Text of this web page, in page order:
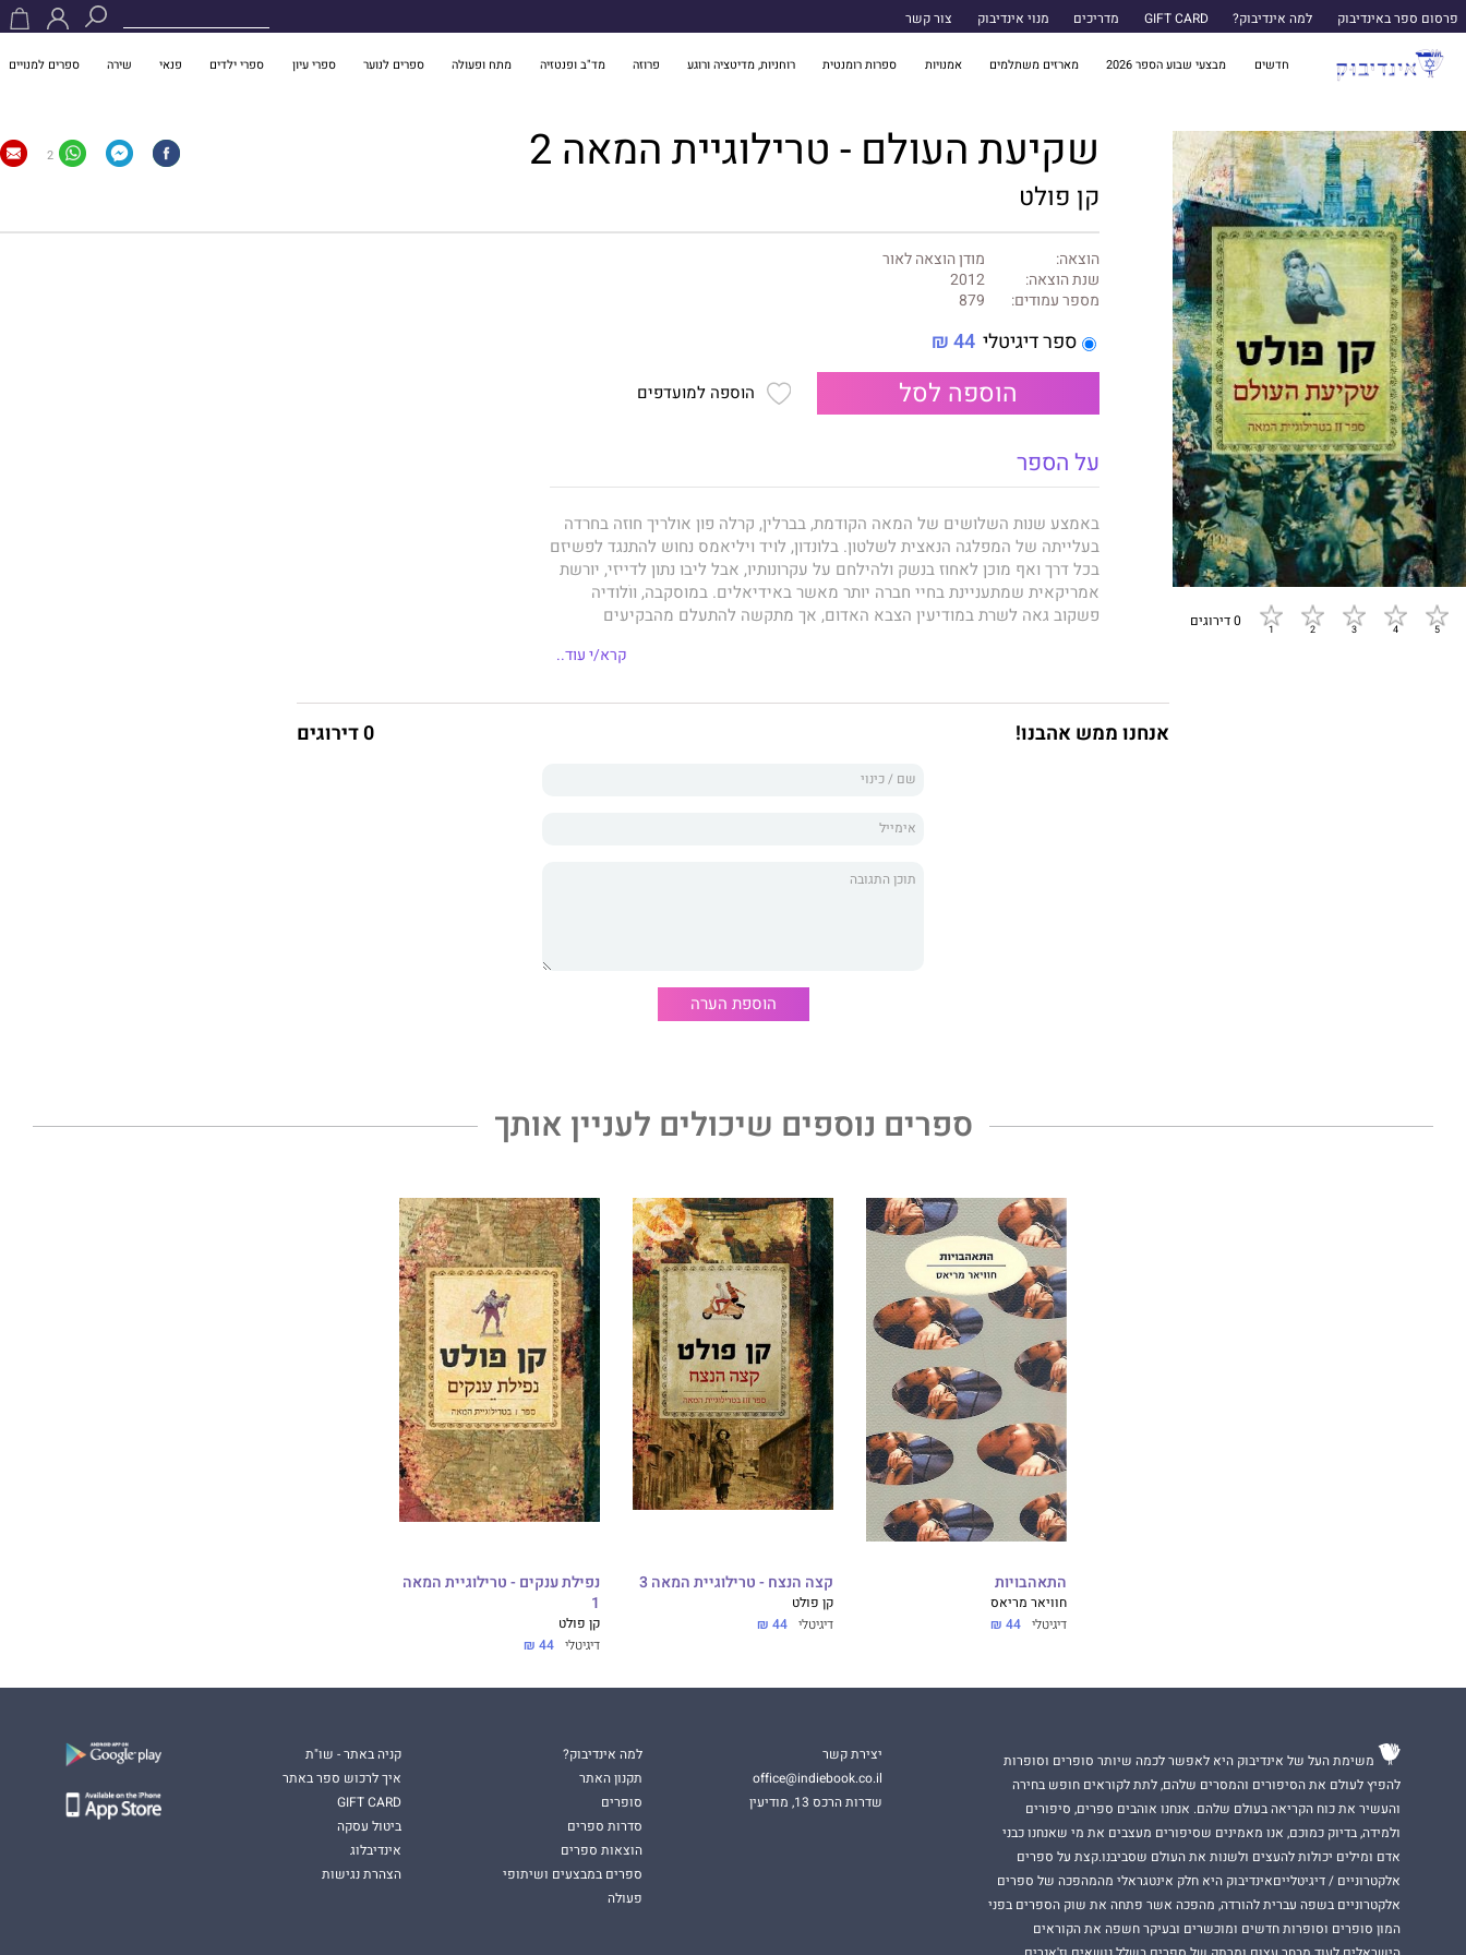
פרסום ספר באינדיבוק למה אינדיבוק? GIFT CARD מדריכים מנוי אינדיבוק צור קשר
חדשים מבצעי שבוע הספר 2026 מארזים משתלמים אמנויות ספרות רומנטית רוחניות, מדיטציה ורוגע פרוזה מד"ב ופנטזיה מתח ופעולה ספרים לנוער ספרי עיון ספרי ילדים פנאי שירה ספרים למנויים
0 דירוגים
שקיעת העולם - טרילוגיית המאה 2 2
קן פולט
הוצאה:
מודן הוצאה לאור
שנת הוצאה:
2012
מספר עמודים:
879
ספר דיגיטלי 44 ₪
הוספה לסל הוספה למועדפים
על הספר
באמצע שנות השלושים של המאה הקודמת, בברלין, קרלה פון אולריך חוזה בחרדה
בעלייתה של המפלגה הנאצית לשלטון. בלונדון, לויד ויליאמס נחוש להתנגד לפשיזם
בכל דרך ואף מוכן לאחוז בנשק ולהילחם על עקרונותיו, אבל ליבו נתון לדייזי, יורשת
אמריקאית שמתעניינת בחיי חברה יותר מאשר באידיאלים. במוסקבה, ווֹלודיה
פשקוב גאה לשרת במודיעין הצבא האדום, אך מתקשה להתעלם מהבקיעים
הסנאטור וזוכה להביט מקרוב במהלכים פוליטיים משפיעים. אחיו צ´אק מעדיף
אחרים אינם יודעים כי העולם כבר החל בשקיעה ארוכה. עם פרוץ מלחמת־העולם
השנייה הם נזרקים למערבולת של אימה ואובדן - אך גם של אומץ ותקווה.
שטילטלה את חייהם של מיליונים, והסתיימה בתחילתה של המלחמה הקרה.
והשלישי בטרילוגיה - נפילת ענקים וקצה הנצח - ראו אור בהוצאת מודן.
קרא/י עוד..
אנחנו ממש אהבנו! 0 דירוגים
הוספת הערה
ספרים נוספים שיכולים לעניין אותך
התאהבויות
חוויאר מריאס
דיגיטלי 44 ₪
קצה הנצח - טרילוגיית המאה 3
קן פולט
דיגיטלי 44 ₪
נפילת ענקים - טרילוגיית המאה
1
קן פולט
דיגיטלי 44 ₪
משימת העל של אינדיבוק היא לאפשר לכמה שיותר סופרים וסופרות
להפיץ לעולם את הסיפורים והמסרים שלהם, לתת לקוראים חופש בחירה
והעשיר את כוח הקריאה בעולם שלהם. אנחנו אוהבים ספרים, סיפורים
ולמידה, בדיוק כמוכם, אנו מאמינים שסיפורים מעצבים את מי שאנחנו כבני
אדם ומילים יכולות להעצים ולשנות את העולם שסביבנו.קצת על ספרים
אלקטרוניים / דיגיטלייםאינדיבוק היא חלק אינטגראלי מהמהפכה של ספרים
אלקטרוניים בשפה עברית להורדה, מהפכה אשר פתחה את שוק הספרים בפני
המון סופרים וסופרות חדשים ומוכשרים ובעיקר חשפה את הקוראים
יצירת קשר
office@indiebook.co.il
שדרות הרכס 13, מודיעין
למה אינדיבוק?
תקנון האתר
סופרים
סדרות ספרים
הוצאות ספרים
ספרים במבצעים ושיתופי
פעולה
קניה באתר - שו"ת
איך לרכוש ספר באתר
GIFT CARD
ביטול עסקה
אינדיבלוג
הצהרת נגישות